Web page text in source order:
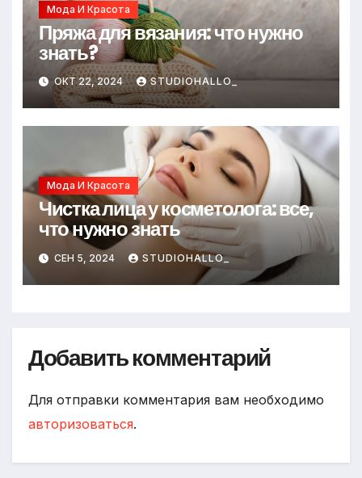
Мода И Красота
Пряжа для вязания: что нужно
знать?
ОКТ 22, 2024 STUDIOHALLO_
Мода И Красота
Чистка лица у косметолога: все,
что нужно знать
СЕН 5, 2024 STUDIOHALLO_
Добавить комментарий
Для отправки комментария вам необходимо
авторизоваться.